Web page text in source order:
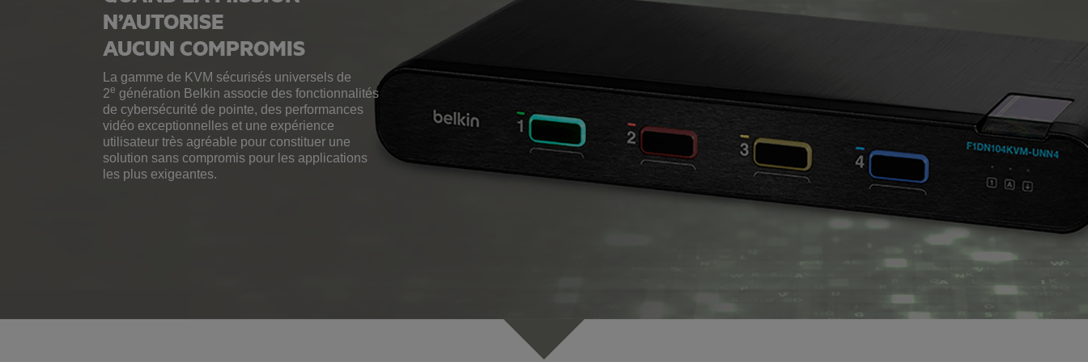
N’AUTORISE
AUCUN COMPROMIS
La gamme de KVM sécurisés universels de
2e génération Belkin associe des fonctionnalités
de cybersécurité de pointe, des performances
vidéo exceptionnelles et une expérience
utilisateur très agréable pour constituer une
solution sans compromis pour les applications
les plus exigeantes.